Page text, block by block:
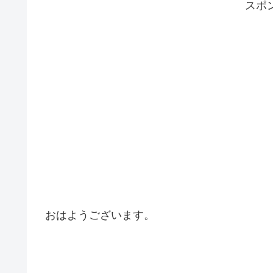
スポ
おはようございます。